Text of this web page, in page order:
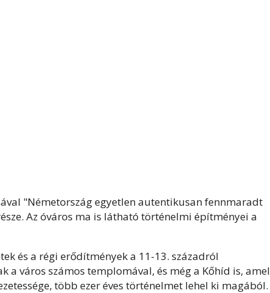
"Németország egyetlen autentikusan fennmaradt
Az óváros ma is látható történelmi építményei a
és a régi erődítmények a 11-13. századról
város számos templomával, és még a Kőhíd is,
több ezer éves történelmet lehel ki magából.